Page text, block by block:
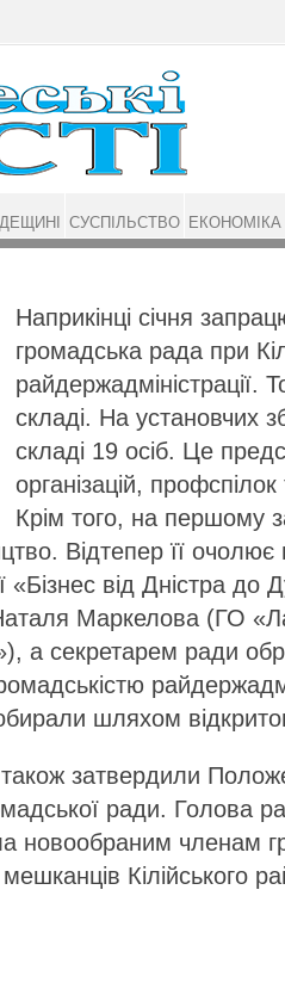
Наприкінці січня
громадська рада при
райдержадміністрації.
складі. На установчих
складі 19 осіб. Це
організацій,
Крім того, на першому
Відтепер її
«Бізнес від Дністра
Маркелова (ГО
а секретарем ради
шляхом
затвердили
ради. Голова
новообраним членам
Кілійського
СУСПІЛЬСТВО ЕКОНОМІКА